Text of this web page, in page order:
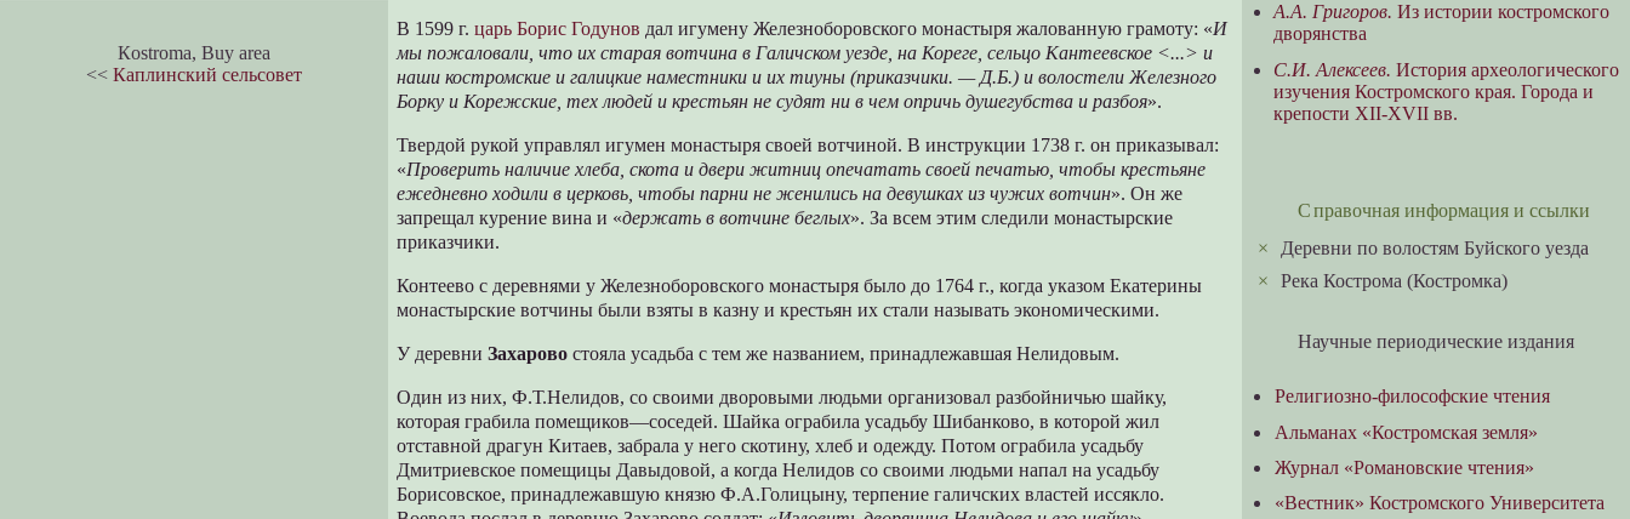
В 1599 г.царь Борис Годунов дал игумену Железноборовского монастыря жалованную грамоту: «И
мы пожаловали, что их старая вотчина в Галичском уезде, на Кореге, сельцо Кантеевское <...> и
наши костромские и галицкие наместники и их тиуны (приказчики. — Д.Б.) и волостели Железного
Борку и Корежские, тех людей и крестьян не судят ни в чем опричь душегубства и разбоя».
Твердой рукой управлял игумен монастыря своей вотчиной. В инструкции 1738 г. он приказывал:
«Проверить наличие хлеба, скота и двери житниц опечатать своей печатью, чтобы крестьяне
ежедневно ходили в церковь, чтобы парни не женились на девушках из чужих вотчин». Он же
запрещал курение вина и «держать в вотчине беглых». За всем этим следили монастырские
приказчики.
Контеево с деревнями у Железноборовского монастыря было до 1764 г., когда указом Екатерины
монастырские вотчины были взяты в казну и крестьян их стали называть экономическими.
У деревниЗахарово стояла усадьба с тем же названием, принадлежавшая Нелидовым.
Один из них, Ф.Т.Нелидов, со своими дворовыми людьми организовал разбойничью шайку,
которая грабила помещиков—соседей. Шайка ограбила усадьбу Шибанково, в которой жил
отставной драгун Китаев, забрала у него скотину, хлеб и одежду. Потом ограбила усадьбу
Дмитриевское помещицы Давыдовой, а когда Нелидов со своими людьми напал на усадьбу
Борисовское, принадлежавшую князю Ф.А.Голицыну, терпение галичских властей иссякло.
Кostroma, Buy area
<< Каплинский сельсовет
А.А. Григоров. Из истории костромского
дворянства
С.И. Алексеев. История археологического
изучения Костромского края. Города и
крепости XII-XVII вв.
Справочная информация и ссылки
Деревни по волостям Буйского уезда
×Река Кострома (Костромка)
Научные периодические издания
Религиозно-философские чтения
Альманах «Костромская земля»
Журнал «Романовские чтения»
«Вестник» Костромского Университета